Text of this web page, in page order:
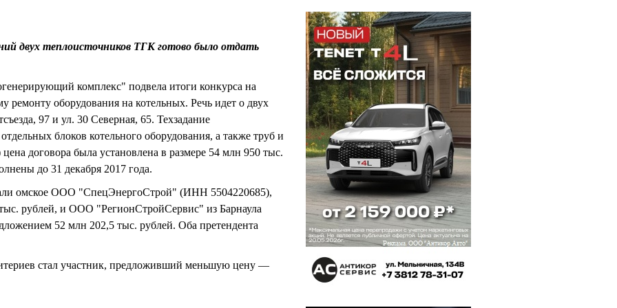
двух теплоисточников ТГК готово было отдать
комплекс" подвела итоги конкурса на
ремонту оборудования на котельных. Речь идет о двух
97 и ул. 30 Северная, 65. Техзадание
блоков котельного оборудования, а также труб и
договора была установлена в размере 54 млн 950 тыс.
до 31 декабря 2017 года.
омское ООО "СпецЭнергоСтрой" (ИНН 5504220685),
рублей, и ООО "РегионСтройСервис" из Барнаула
52 млн 202,5 тыс. рублей. Оба претендента
стал участник, предложивший меньшую цену —